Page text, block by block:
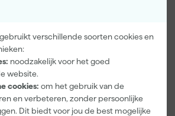
verschillende soorten cookies en
noodzakelijk voor het goed
website.
cookies: om het gebruik van de
en verbeteren, zonder persoonlijke
Dit biedt voor jou de best mogelijke
Makita P-
43599
Schuurschijf
Red - K240 -
125mm (10st)
Morgen
bezorgd
Makita P-
- K120 - 93 x
185mm (10st)
Morgen
bezorgd